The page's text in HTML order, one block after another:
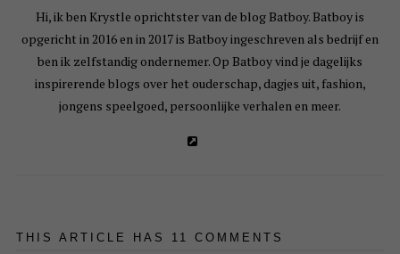
Hi, ik ben Krystle oprichtster van de blog Batboy. Batboy is
opgericht in 2016 en in 2017 is Batboy ingeschreven als bedrijf en
ben ik zelfstandig ondernemer. Op Batboy vind je dagelijks
inspirerende blogs over het ouderschap, dagjes uit, fashion,
jongens speelgoed, persoonlijke verhalen en meer.
THIS ARTICLE HAS 11 COMMENTS